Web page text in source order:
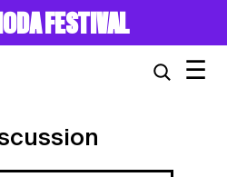
FESTIVAL
☰